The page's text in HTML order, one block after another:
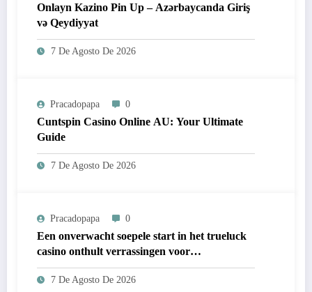
Onlayn Kazino Pin Up – Azərbaycanda Giriş
və Qeydiyyat
7 De Agosto De 2026
Pracadopapa 0
Cuntspin Casino Online AU: Your Ultimate
Guide
7 De Agosto De 2026
Pracadopapa 0
Een onverwacht soepele start in het trueluck
casino onthult verrassingen voor
nieuwkomers
7 De Agosto De 2026